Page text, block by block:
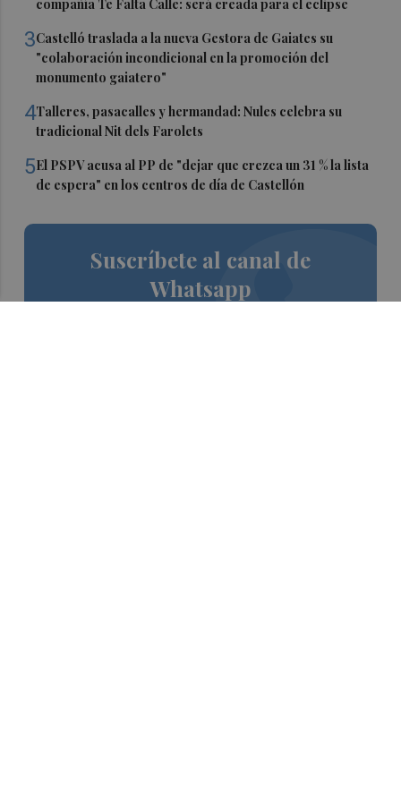
compañía Te Falta Calle: será creada para el eclipse
3Castelló traslada a la nueva Gestora de Gaiates su
"colaboración incondicional en la promoción del
monumento gaiatero"
4Talleres, pasacalles y hermandad: Nules celebra su
tradicional Nit dels Farolets
5El PSPV acusa al PP de "dejar que crezca un 31 % la lista
de espera" en los centros de día de Castellón
Suscríbete al canal de
Whatsapp